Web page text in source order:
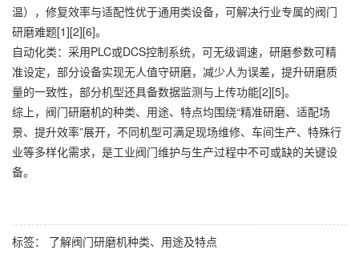
温），修复效率与适配性优于通用类设备，可解决行业专属的阀门
研磨难题[1][2][6]。
自动化类：采用PLC或DCS控制系统，可无级调速，研磨参数可精
准设定，部分设备实现无人值守研磨，减少人为误差，提升研磨质
量的一致性，部分机型还具备数据监测与上传功能[2][5]。
综上，阀门研磨机的种类、用途、特点均围绕“精准研磨、适配场
景、提升效率”展开，不同机型可满足现场维修、车间生产、特殊行
业等多样化需求，是工业阀门维护与生产过程中不可或缺的关键设
备。
标签： 了解阀门研磨机种类、用途及特点